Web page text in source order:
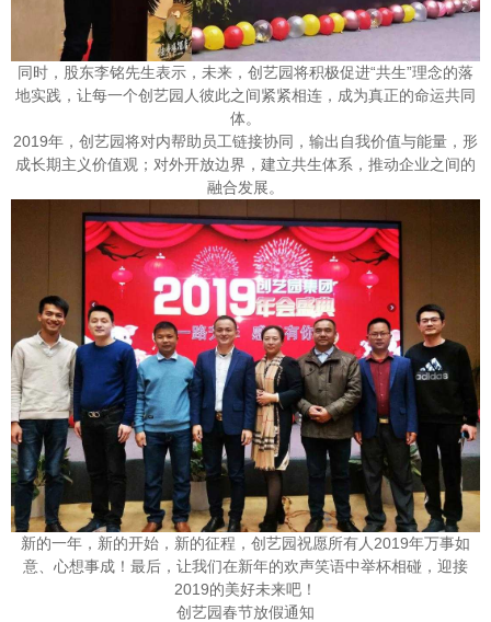
同时，股东李铭先生表示，未来，创艺园将积极促进“共生”理念的落
地实践，让每一个创艺园人彼此之间紧紧相连，成为真正的命运共同
体。
2019年，创艺园将对内帮助员工链接协同，输出自我价值与能量，形
成长期主义价值观；对外开放边界，建立共生体系，推动企业之间的
融合发展。
新的一年，新的开始，新的征程，创艺园祝愿所有人2019年万事如
意、心想事成！最后，让我们在新年的欢声笑语中举杯相碰，迎接
2019的美好未来吧！
创艺园春节放假通知